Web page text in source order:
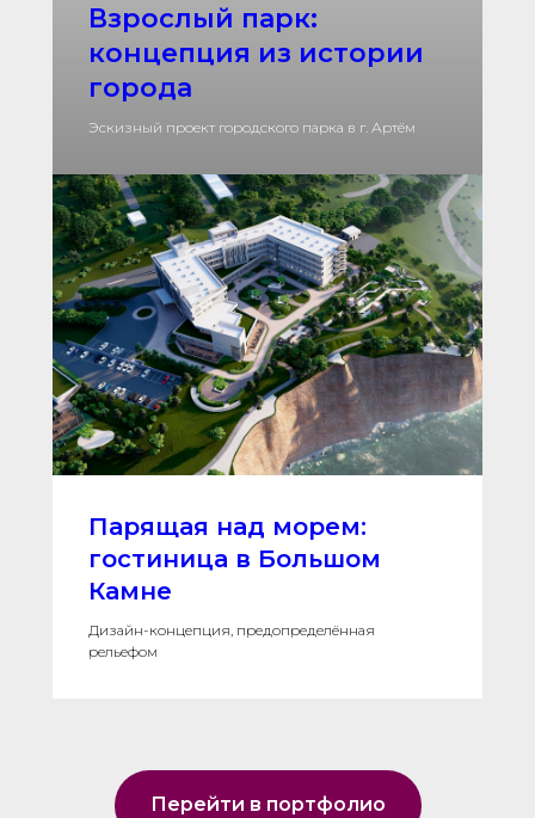
Взрослый парк:
концепция из истории
города
Эскизный проект городского парка в г. Артём
Парящая над морем:
гостиница в Большом
Камне
Дизайн-концепция, предопределённая
рельефом
Перейти в портфолио